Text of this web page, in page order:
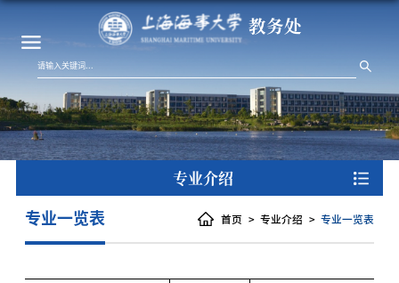
教务处
专业介绍
首页 专业介绍 专业一览表
专业一览表